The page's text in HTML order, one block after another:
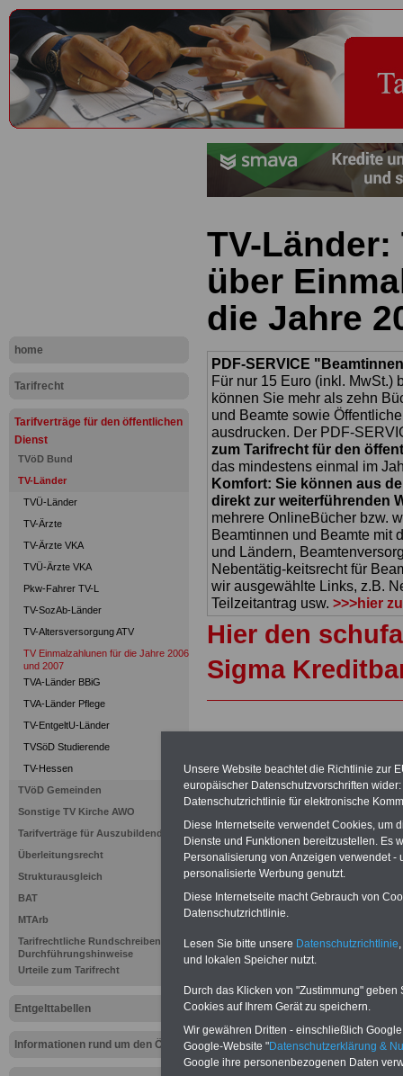
home
Tarifrecht
Tarifverträge für den öffentlichen
Dienst
TVöD Bund
TV-Länder
TVÜ-Länder
TV-Ärzte
TV-Ärzte VKA
TVÜ-Ärzte VKA
Pkw-Fahrer TV-L
TV-SozAb-Länder
TV-Altersversorgung ATV
TV Einmalzahlunen für die Jahre 2006
und 2007
TVA-Länder BBiG
TVA-Länder Pflege
TV-EntgeltU-Länder
TVSöD Studierende
TV-Hessen
TVöD Gemeinden
Sonstige TV Kirche AWO
Tarifverträge für Auszubildende
Überleitungsrecht
Strukturausgleich
BAT
MTArb
Tarifrechtliche Rundschreiben und
Durchführungshinweise
Urteile zum Tarifrecht
Entgelttabellen
Informationen rund um den ÖD
TV-
über
die Jahre
PDF-SERVICE
Für nur 15 Euro (inkl. MwSt.)
können Sie mehr als zehn
und Beamte sowie
ausdrucken. Der PDF-
zum Tarifrecht für den
das mindestens einmal im
Komfort: Sie können aus
direkt zur weiterführenden
mehrere OnlineBücher bzw.
Beamtinnen und Beamte mit
und Ländern,
Nebentätig-keitsrecht für
wir ausgewählte Links, z.B.
Teilzeitantrag usw. >>>hier
Hier den
Sigma
Tarifvertrag
die Jahre 2006
vom 8. Juni
§ 1
(1) Dieser
Beschäftigte,
nachstehenden
Tarifverträge
Unsere Website beachtet die Richtlinie zur
europäischer Datenschutzvorschriften
Datenschutzrichtlinie für elektronische
Diese Internetseite verwendet Cookies, um
Dienste und Funktionen bereitzustellen. Es
Personalisierung von Anzeigen verwendet
personalisierte Werbung genutzt.
Diese Internetseite macht Gebrauch von
Datenschutzrichtlinie.
Lesen Sie bitte unsere Datenschutzrichtlinie
und lokalen Speicher nutzt.
Durch das Klicken von "Zustimmung"
Cookies auf Ihrem Gerät zu speichern.
Wir gewähren Dritten - einschließlich
Google-Website "Datenschutzerklärung &
Google ihre personenbezogenen Daten